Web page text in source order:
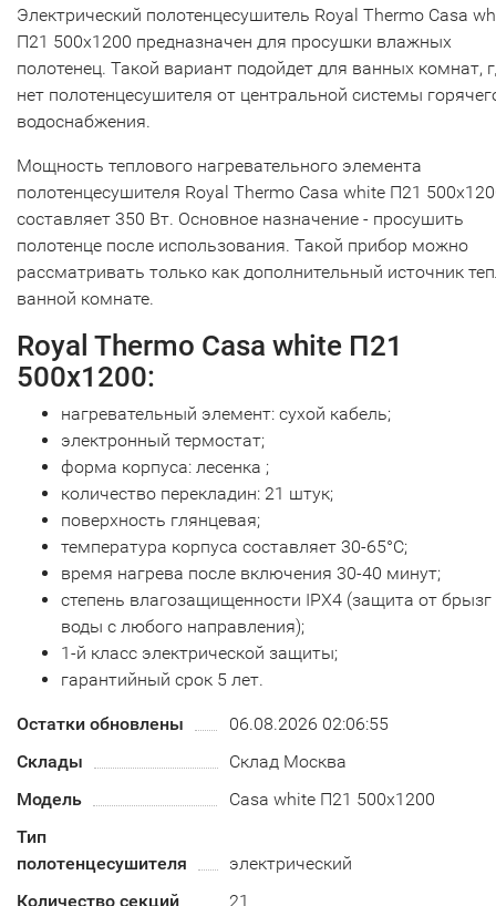
Электрический полотенцесушитель Royal Thermo Casa
П21 500х1200 предназначен для просушки влажных
полотенец. Такой вариант подойдет для ванных комнат,
нет полотенцесушителя от центральной системы
водоснабжения.
Мощность теплового нагревательного элемента
полотенцесушителя Royal Thermo Casa white П21
составляет 350 Вт. Основное назначение - просушить
полотенце после использования. Такой прибор можно
рассматривать только как дополнительный источник
ванной комнате.
Royal Thermo Casa white П21
500х1200:
нагревательный элемент: сухой кабель;
электронный термостат;
форма корпуса: лесенка ;
количество перекладин: 21 штук;
поверхность глянцевая;
температура корпуса составляет 30-65°С;
время нагрева после включения 30-40 минут;
степень влагозащищенности IPX4 (защита от брызг
воды с любого направления);
1-й класс электрической защиты;
гарантийный срок 5 лет.
Остатки обновлены
06.08.2026 02:06:55
Склады
Склад Москва
Модель
Casa white П21 500х1200
Тип
полотенцесушителя
электрический
Количество секций
21